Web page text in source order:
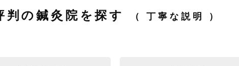
判の鍼灸院を探す 丁寧な説明